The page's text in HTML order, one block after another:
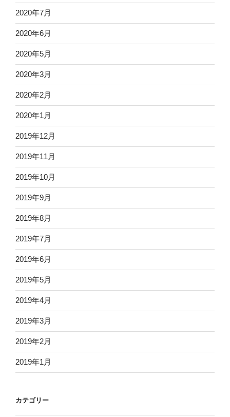
2020年7月
2020年6月
2020年5月
2020年3月
2020年2月
2020年1月
2019年12月
2019年11月
2019年10月
2019年9月
2019年8月
2019年7月
2019年6月
2019年5月
2019年4月
2019年3月
2019年2月
2019年1月
カテゴリー